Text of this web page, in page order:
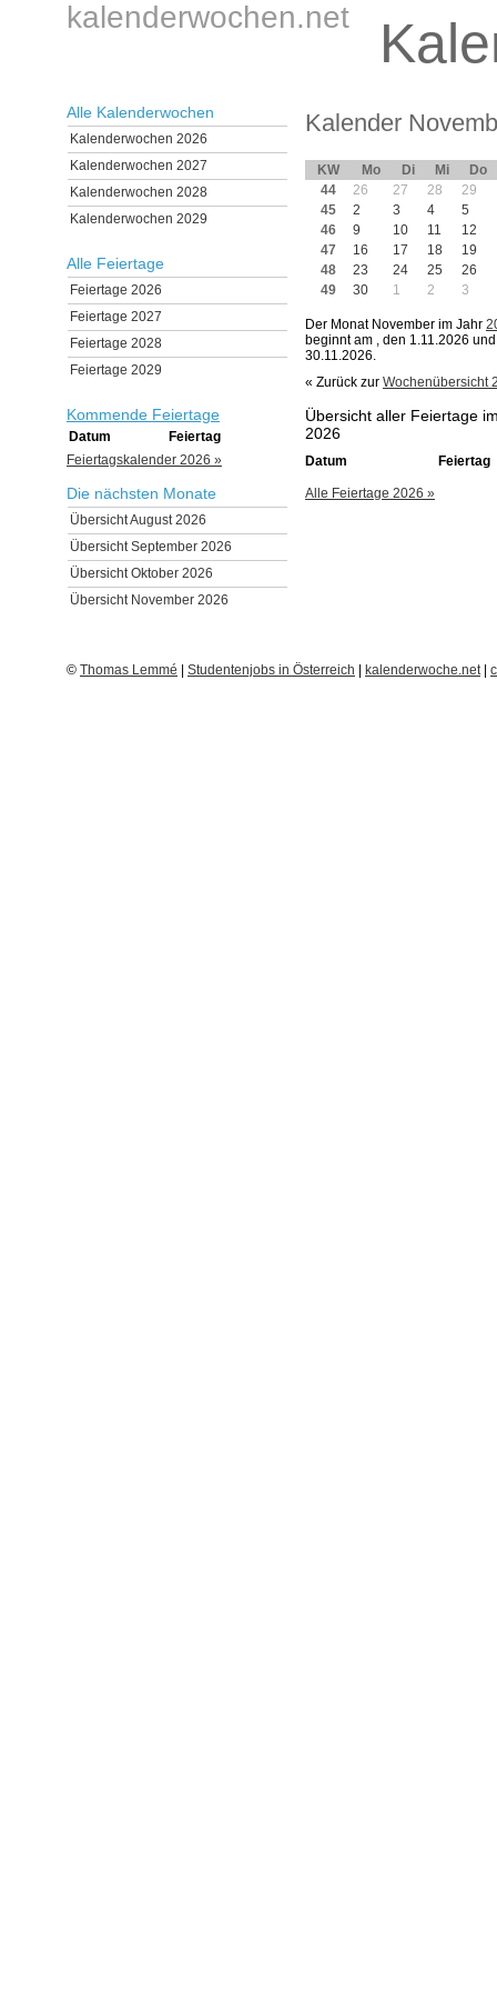
kalenderwochen.net
Alle Kalenderwochen
Kalenderwochen 2026
Kalenderwochen 2027
Kalenderwochen 2028
Kalenderwochen 2029
Alle Feiertage
Feiertage 2026
Feiertage 2027
Feiertage 2028
Feiertage 2029
Kommende Feiertage
Datum
Feiertag
Feiertagskalender 2026 »
Die nächsten Monate
Übersicht August 2026
Übersicht September 2026
Übersicht Oktober 2026
Übersicht November 2026
Kalender
KW Mo Di Mi
Do
44
26 27 28
29
45
2 3 4
5
46
9 10 11
12
47
16 17 18
19
48
23 24 25
26
49
30 1 2 3
Der Monat November im Jahr
beginnt am , den 1.11.2026
30.11.2026.
« Zurück zur Wochenübersicht
Übersicht aller Feiertage
2026
Datum Feiertag
Alle Feiertage 2026 »
© Thomas Lemmé Studentenjobs in Österreich kalenderwoche.net|